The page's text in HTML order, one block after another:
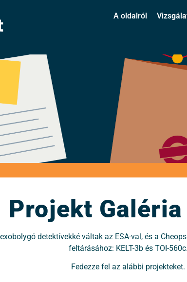
A oldalról
Projekt
detektívekké váltak az ESA-val, és a
feltárásához: KELT-3b és TOI-560c.
Fedezze fel az alábbi projekteket.